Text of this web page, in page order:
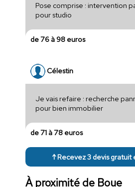
Pose comprise : intervention
pour studio
de 76 à 98 euros
Célestin
Je vais refaire : recherche
pour bien immobilier
de 71 à 78 euros
↑ Recevez 3 devis gratuit
À proximité de Boue